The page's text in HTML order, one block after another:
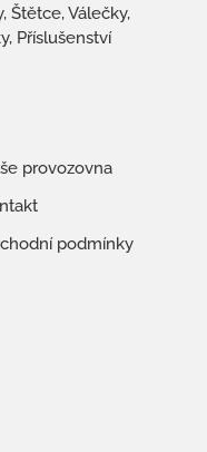
Štětce, Válečky,
Příslušenství
provozovna
podmínky